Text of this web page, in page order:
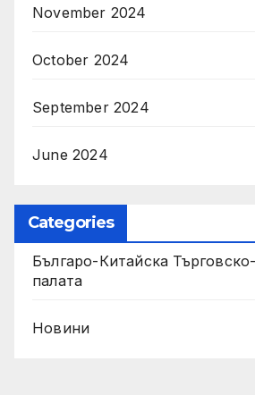
November 2024
October 2024
September 2024
June 2024
Categories
Българо-Китайска
палaта
Новини